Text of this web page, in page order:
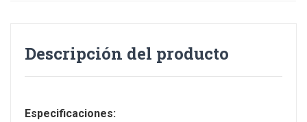
Descripción del producto
Especificaciones: